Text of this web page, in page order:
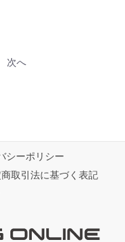
次へ
シーポリシー
取引法に基づく表記